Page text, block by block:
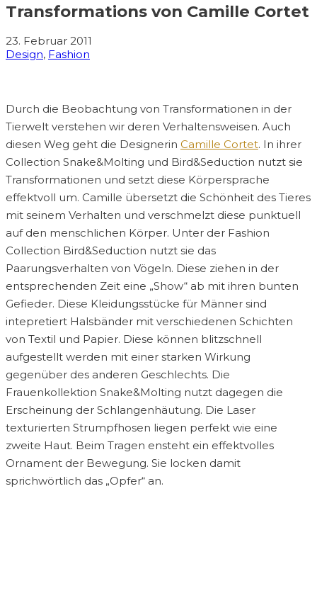
Transformations von Camille Cortet
23. Februar 2011
Design, Fashion
Durch die Beobachtung von Transformationen in der
Tierwelt verstehen wir deren Verhaltensweisen. Auch
diesen Weg geht die Designerin Camille Cortet. In ihrer
Collection Snake&Molting und Bird&Seduction nutzt sie
Transformationen und setzt diese Körpersprache
effektvoll um. Camille übersetzt die Schönheit des Tieres
mit seinem Verhalten und verschmelzt diese punktuell
auf den menschlichen Körper. Unter der Fashion
Collection Bird&Seduction nutzt sie das
Paarungsverhalten von Vögeln. Diese ziehen in der
entsprechenden Zeit eine „Show“ ab mit ihren bunten
Gefieder. Diese Kleidungsstücke für Männer sind
intepretiert Halsbänder mit verschiedenen Schichten
von Textil und Papier. Diese können blitzschnell
aufgestellt werden mit einer starken Wirkung
gegenüber des anderen Geschlechts. Die
Frauenkollektion Snake&Molting nutzt dagegen die
Erscheinung der Schlangenhäutung. Die Laser
texturierten Strumpfhosen liegen perfekt wie eine
zweite Haut. Beim Tragen ensteht ein effektvolles
Ornament der Bewegung. Sie locken damit
sprichwörtlich das „Opfer“ an.